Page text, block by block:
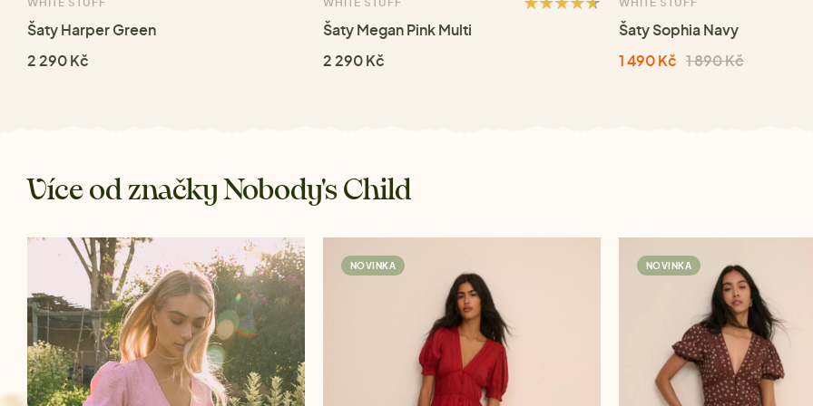
Šaty Harper Green
2 290 Kč
Šaty Megan Pink Multi
2 290 Kč
Šaty Sophia Navy
1 490 Kč 1 890 Kč
Více od značky Nobody's Child
NOVINKA NOVINKA